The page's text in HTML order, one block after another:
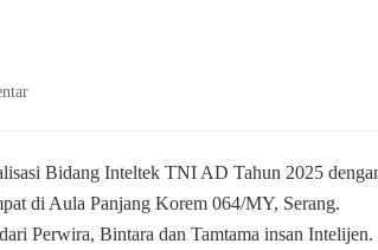
pada
Gelar
Inteltek
TNI
Bidang Inteltek TNI AD Tahun 2025
di Aula Panjang Korem 064/MY, Serang.
Perwira, Bintara dan Tamtama insan Intelijen.